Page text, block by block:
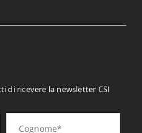
di ricevere la newsletter CSI